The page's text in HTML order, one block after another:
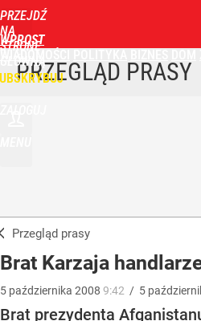
PRZEJDŹ
NA
STRONĘ
GŁÓWNĄ
WPROST
PRZEGLĄD PRASY
Przegląd prasy
Brat Karzaja
5 października 2008 9:42 / 5
Brat prezydenta